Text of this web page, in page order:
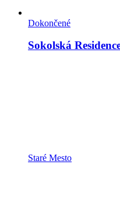
Dokončené
Sokolská
Staré Mesto